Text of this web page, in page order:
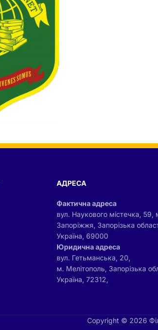
АДРЕСА
Фактична адреса
вул. Наукового містечка, 59,
Запоріжжя, Запорізька
Україна, 69000
Юридична адреса
вул. Гетьманська, 20,
м. Мелітополь, Запорізька
Україна, 72312,
Copyright © 2026